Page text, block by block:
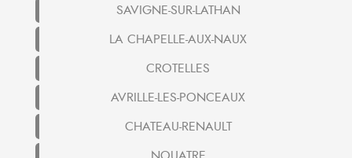
SAVIGNE-SUR-LATHAN
LA CHAPELLE-AUX-NAUX
CROTELLES
AVRILLE-LES-PONCEAUX
CHATEAU-RENAULT